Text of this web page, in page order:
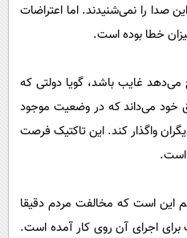
صدا را نمی‌شنیدند. اما اعتراضات
خطا بوده است.
می‌دهد غایب باشد، گویا دولتی که
خود می‌داند که در وضعیت موجود
واگذار کند. این تاکتیک فرصت
است.
این است که مخالفت مردم دقیقا
اجرای آن روی کار آمده است.